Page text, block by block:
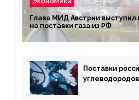
Глава МИД Австрии выступил
на поставки газа из РФ
Поставки